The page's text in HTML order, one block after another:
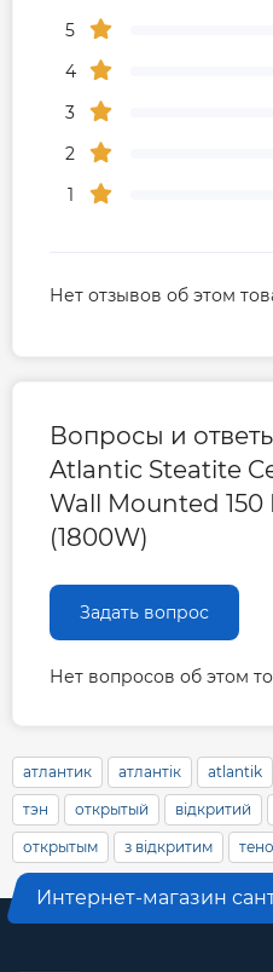
5
4
3
2
1
Нет отзывов об этом
Вопросы и
Atlantic Steatite
Wall Mounted 150
(1800W)
Задать вопрос
Нет вопросов об этом
атлантик атлантік atlantik
тэн открытый відкритий
открытым з відкритим
Интернет-магазин